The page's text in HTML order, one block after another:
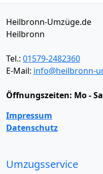
Heilbronn-Umzüge.de
Heilbronn
Tel.: 01579-2482360
E-Mail: info@heilbronn-
Öffnungszeiten: Mo -
Impressum
Datenschutz
Umzugsservice